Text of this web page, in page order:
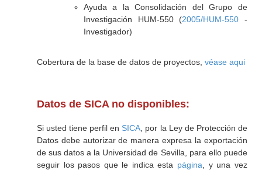
Ayuda a la Consolidación del Grupo de
Investigación HUM-550 (2005/HUM-550 -
Investigador)
Cobertura de la base de datos de proyectos, véase aqui
Datos de SICA no disponibles:
Si usted tiene perfil en SICA , por la Ley de Protección de
Datos debe autorizar de manera expresa la exportación
de sus datos a la Universidad de Sevilla, para ello puede
seguir los pasos que le indica esta página , y una vez